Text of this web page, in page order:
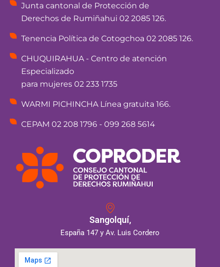
Junta cantonal de Protección de
Derechos de Rumiñahui 02 2085 126.
Tenencia Política de Cotogchoa 02 2085 126.
CHUQUIRAHUA - Centro de atención
Especializado
para mujeres 02 233 1735
WARMI PICHINCHA Línea gratuita 166.
CEPAM 02 208 1796 - 099 268 5614
Sangolquí,
España 147 y Av. Luis Cordero